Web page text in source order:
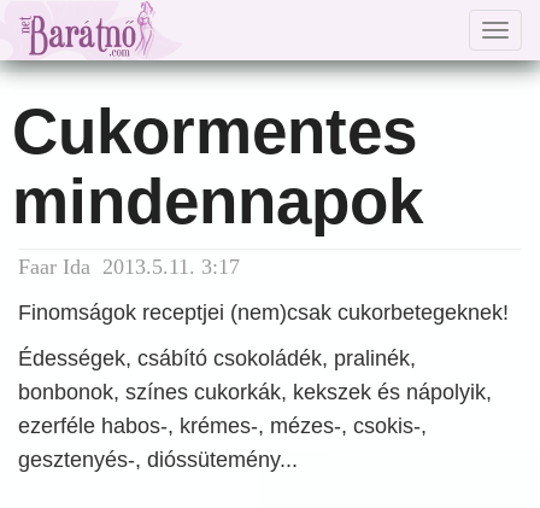
Cukormentes
mindennapok
Faar Ida 2013.5.11. 3:17
Finomságok receptjei (nem)csak cukorbetegeknek!
Édességek, csábító csokoládék, pralinék,
bonbonok, színes cukorkák, kekszek és nápolyik,
ezerféle habos-, krémes-, mézes-, csokis-,
gesztenyés-, dióssütemény...